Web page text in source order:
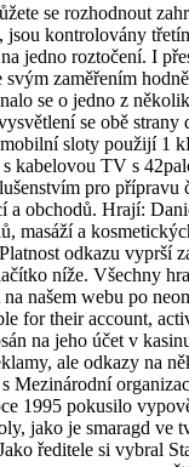
se rozhodnout
kontrolovány
jedno roztočení. I
zaměřením
se o jedno z
se obě
sloty použijí 1
s kabelovou TV s
pro přípravu
a obchodů. Hrají:
masáží a
odkazu vyprší
níže. Všechny
našem webu po
for their account,
na jeho účet v
ale odkazy na
Mezinárodní
1995 pokusilo
jako je smaragd ve
ředitele si vybral